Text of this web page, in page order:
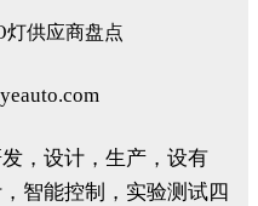
，设计，生产，设有
智能控制，实验测试四